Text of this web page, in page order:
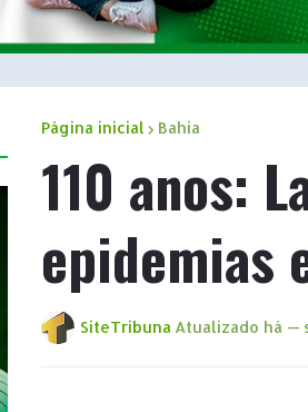
Página inicial Bahia
110 anos:
epidemias
SiteTribuna Atualizado há —